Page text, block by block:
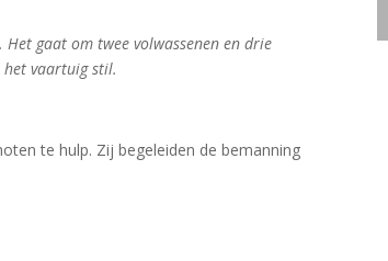
gaat om twee volwassenen en drie
het vaartuig stil.
te hulp. Zij begeleiden de bemanning